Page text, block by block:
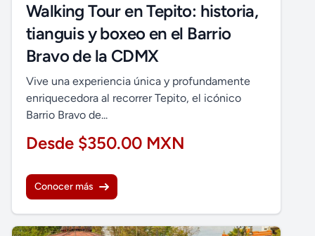
Walking Tour en Tepito: historia,
tianguis y boxeo en el Barrio
Bravo de la CDMX
Vive una experiencia única y profundamente
enriquecedora al recorrer Tepito, el icónico
Barrio Bravo de...
Desde $350.00 MXN
Conocer más